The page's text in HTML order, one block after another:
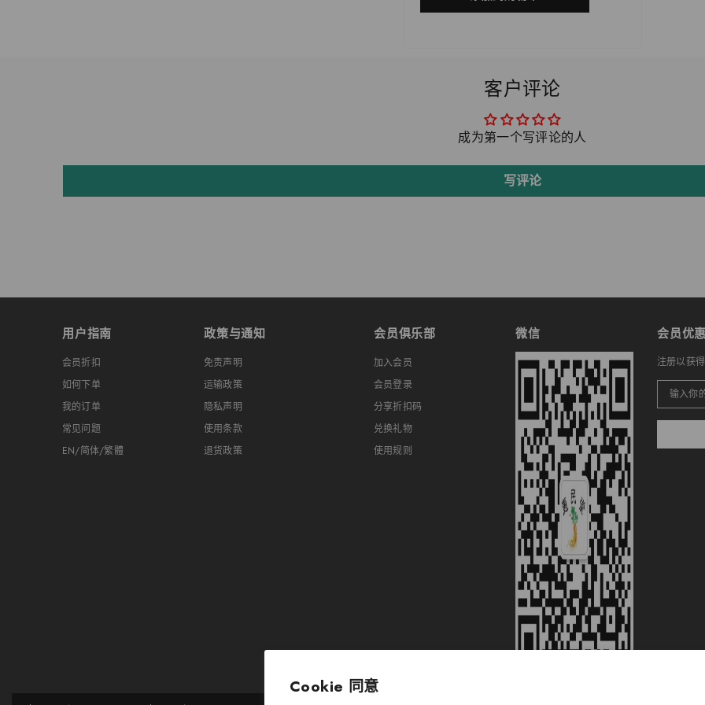
Cookie 同意
客户评论
成为第一个写评论的人
写评论
用户指南
会员折扣
如何下单
我的订单
常见问题
EN/简体/繁體
政策与通知
免责声明
运输政策
隐私声明
使用条款
退货政策
会员俱乐部
加入会员
会员登录
分享折扣码
兑换礼物
使用规则
微信 会员优
注册以获